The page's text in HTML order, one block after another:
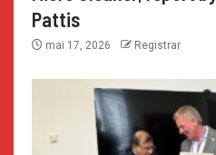
Pattis
mai 17, 2026 Registrar